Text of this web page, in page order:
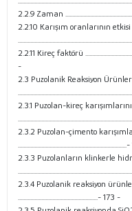
2.2.9 Zaman
2.2.10 Karışım oranlarının etkisi
2.2.11 Kireç faktörü
-
2.3 Puzolanik Reaksiyon
2.3.1 Puzolan-kireç
2.3.2 Puzolan-çimento
2.3.3 Puzolanların klinkerle
2.3.4 Puzolanik reaksiyon
..........................................................- 173 -